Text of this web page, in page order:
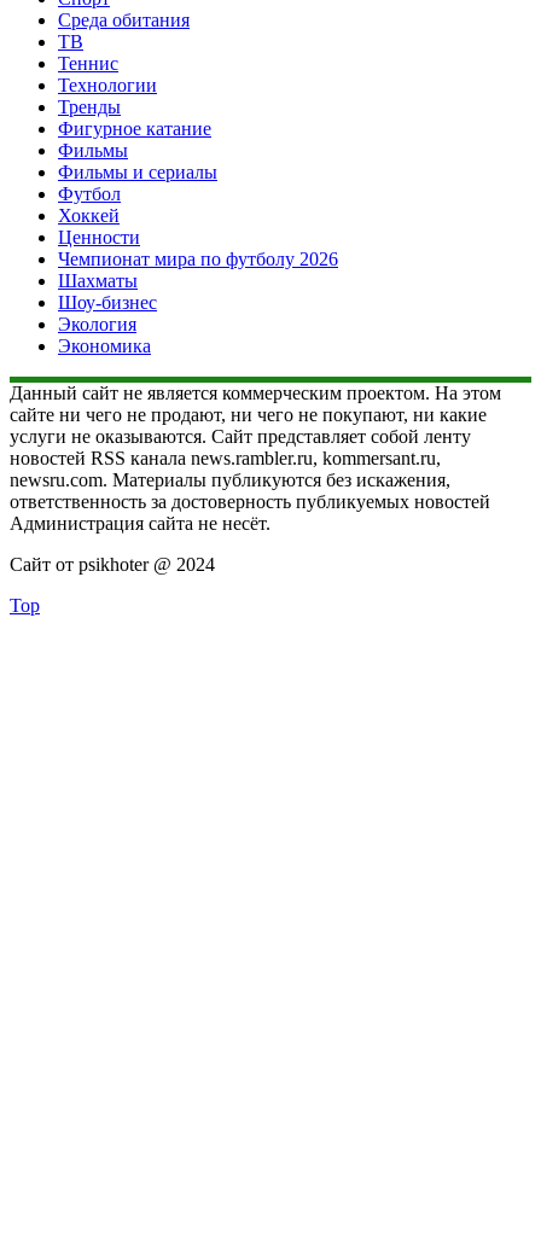
Среда обитания
ТВ
Теннис
Технологии
Тренды
Фигурное катание
Фильмы
Фильмы и сериалы
Футбол
Хоккей
Ценности
Чемпионат мира по футболу 2026
Шахматы
Шоу-бизнес
Экология
Экономика
Данный сайт не является коммерческим проектом. На этом
сайте ни чего не продают, ни чего не покупают, ни какие
услуги не оказываются. Сайт представляет собой ленту
новостей RSS канала news.rambler.ru, kommersant.ru,
newsru.com. Материалы публикуются без искажения,
ответственность за достоверность публикуемых новостей
Администрация сайта не несёт.
Сайт от psikhoter @ 2024
Top